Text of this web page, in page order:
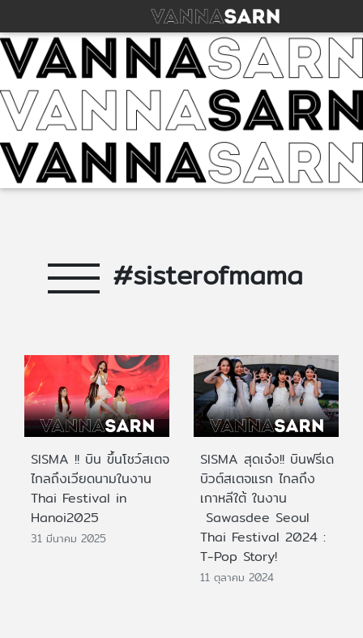
#sisterofmama
SISMA !! บิน ขึ้นโชว์สเตจ
ไกลถึงเวียดนามในงาน
Thai Festival in
Hanoi2025
31 มีนาคม 2025
SISMA สุดเจ๋ง!! บินฟรีเด
บิวต์สเตจแรก ไกลถึง
เกาหลีใต้ ในงาน
Sawasdee Seoul
Thai Festival 2024 :
T-Pop Story!
11 ตุลาคม 2024